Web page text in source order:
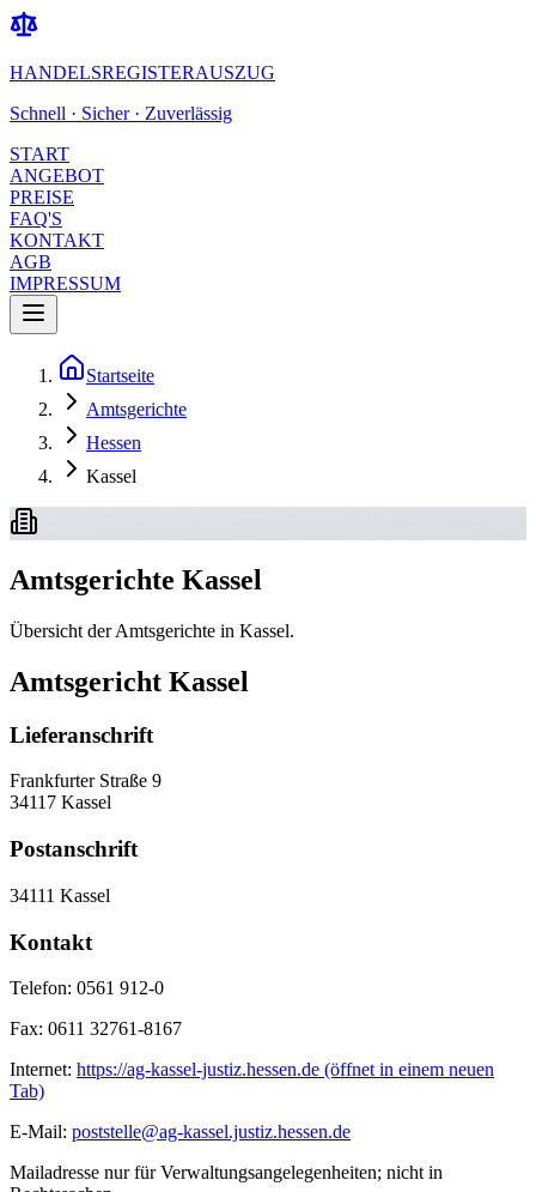
HANDELSREGISTERAUSZUG
Schnell · Sicher · Zuverlässig
START
ANGEBOT
PREISE
FAQ'S
KONTAKT
AGB
IMPRESSUM
Startseite
Amtsgerichte
Hessen
Kassel
Amtsgerichte Kassel
Übersicht der Amtsgerichte in Kassel.
Amtsgericht Kassel
Lieferanschrift
Frankfurter Straße 9
34117 Kassel
Postanschrift
34111 Kassel
Kontakt
Telefon: 0561 912-0
Fax: 0611 32761-8167
Internet: https://ag-kassel-justiz.hessen.de (öffnet in einem neuen
Tab)
E-Mail: poststelle@ag-kassel.justiz.hessen.de
Mailadresse nur für Verwaltungsangelegenheiten; nicht in